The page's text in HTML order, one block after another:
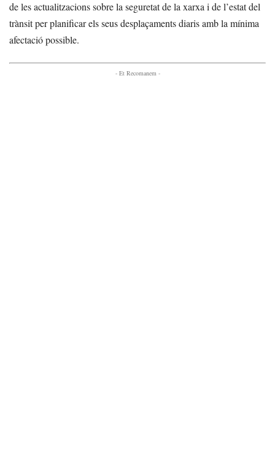
de les actualitzacions sobre la seguretat de la xarxa i de l’estat del
trànsit per planificar els seus desplaçaments diaris amb la mínima
afectació possible.
- Et Recomanem -